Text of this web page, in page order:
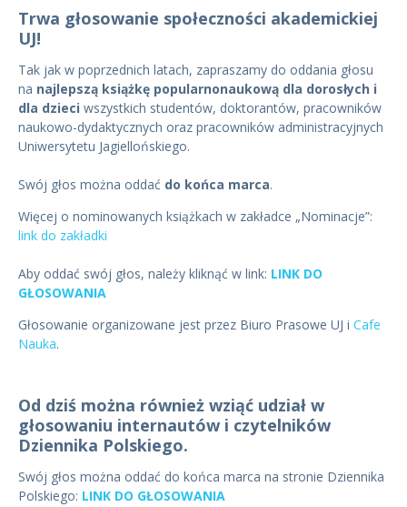
Trwa głosowanie społeczności akademickiej
UJ!
Tak jak w poprzednich latach, zapraszamy do oddania głosu
na najlepszą książkę popularnonaukową dla dorosłych i
dla dzieci wszystkich studentów, doktorantów, pracowników
naukowo-dydaktycznych oraz pracowników administracyjnych
Uniwersytetu Jagiellońskiego.
Swój głos można oddać do końca marca.
Więcej o nominowanych książkach w zakładce „Nominacje”:
link do zakładki
Aby oddać swój głos, należy kliknąć w link: LINK DO
GŁOSOWANIA
Głosowanie organizowane jest przez Biuro Prasowe UJ i Cafe
Nauka.
Od dziś można również wziąć udział w
głosowaniu internautów i czytelników
Dziennika Polskiego.
Swój głos można oddać do końca marca na stronie Dziennika
Polskiego: LINK DO GŁOSOWANIA